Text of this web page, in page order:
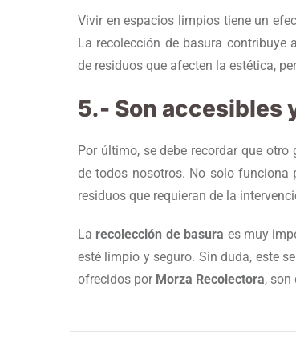
Vivir en espacios limpios tiene un
La recolección de basura contribuye
de residuos que afecten la estética,
5.- Son accesibles
Por último, se debe recordar que
de todos nosotros. No solo funciona
residuos que requieran de la
La recolección de basura es muy
esté limpio y seguro. Sin duda, este
ofrecidos por Morza Recolectora, son